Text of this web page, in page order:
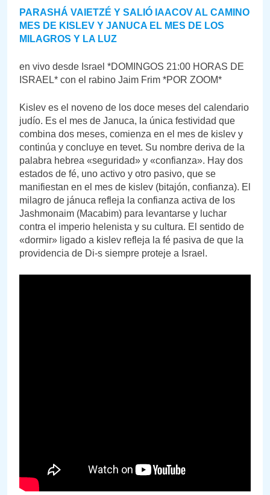
PARASHÁ VAIETZÉ Y SALIÓ IAACOV AL CAMINO
MES DE KISLEV Y JANUCA EL MES DE LOS
MILAGROS Y LA LUZ
en vivo desde Israel *DOMINGOS 21:00 HORAS DE
ISRAEL* con el rabino Jaim Frim *POR ZOOM*
Kislev es el noveno de los doce meses del calendario
judío. Es el mes de Januca, la única festividad que
combina dos meses, comienza en el mes de kislev y
continúa y concluye en tevet. Su nombre deriva de la
palabra hebrea «seguridad» y «confianza». Hay dos
estados de fé, uno activo y otro pasivo, que se
manifiestan en el mes de kislev (bitajón, confianza). El
milagro de jánuca refleja la confianza activa de los
Jashmonaim (Macabim) para levantarse y luchar
contra el imperio helenista y su cultura. El sentido de
«dormir» ligado a kislev refleja la fé pasiva de que la
providencia de Di-s siempre proteje a Israel.